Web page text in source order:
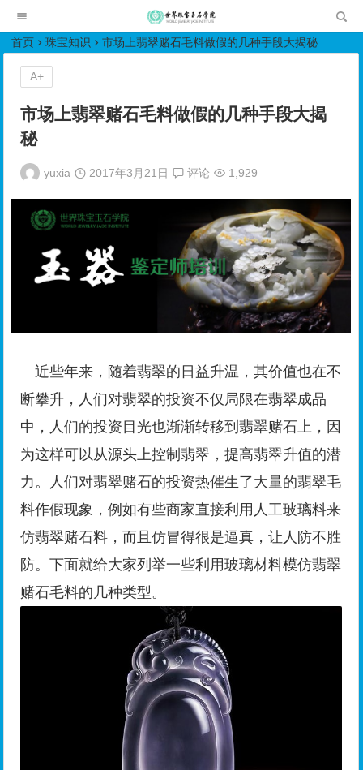
首页 珠宝知识 市场上翡翠赌石毛料做假的几种手段大揭秘
市场上翡翠赌石毛料做假的几种手段大揭
秘
yuxia 2017年3月21日 评论 1,929
近些年来，随着翡翠的日益升温，其价值也在不
断攀升，人们对翡翠的投资不仅局限在翡翠成品
中，人们的投资目光也渐渐转移到翡翠赌石上，因
为这样可以从源头上控制翡翠，提高翡翠升值的潜
力。人们对翡翠赌石的投资热催生了大量的翡翠毛
料作假现象，例如有些商家直接利用人工玻璃料来
仿翡翠赌石料，而且仿冒得很是逼真，让人防不胜
防。下面就给大家列举一些利用玻璃材料模仿翡翠
赌石毛料的几种类型。
A+